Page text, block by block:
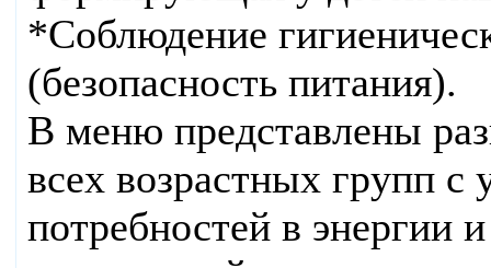
*Соблюдение
(безопасность питания).
В меню представлены
всех возрастных групп с
потребностей в